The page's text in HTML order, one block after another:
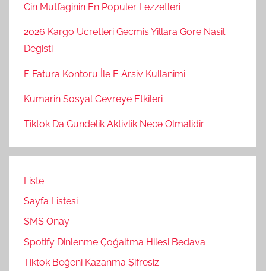
Cin Mutfaginin En Populer Lezzetleri
2026 Kargo Ucretleri Gecmis Yillara Gore Nasil
Degisti
E Fatura Kontoru İle E Arsiv Kullanimi
Kumarin Sosyal Cevreye Etkileri
Tiktok Da Gundəlik Aktivlik Necə Olmalidir
Liste
Sayfa Listesi
SMS Onay
Spotify Dinlenme Çoğaltma Hilesi Bedava
Tiktok Beğeni Kazanma Şifresiz